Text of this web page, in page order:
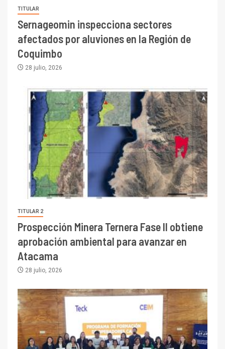
TITULAR
Sernageomin inspecciona sectores
afectados por aluviones en la Región de
Coquimbo
28 julio, 2026
TITULAR 2
Prospección Minera Ternera Fase II obtiene
aprobación ambiental para avanzar en
Atacama
28 julio, 2026